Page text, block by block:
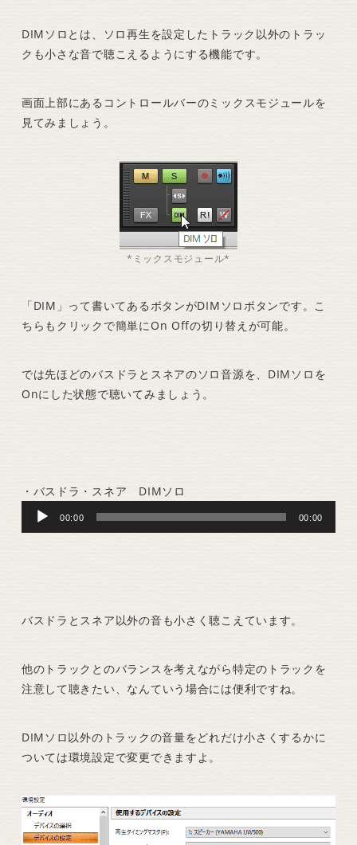
DIMソロとは、ソロ再生を設定したトラック以外のトラッ
クも小さな音で聴こえるようにする機能です。
画面上部にあるコントロールバーのミックスモジュールを
見てみましょう。
*ミックスモジュール*
「DIM」って書いてあるボタンがDIMソロボタンです。こ
ちらもクリックで簡単にOn Offの切り替えが可能。
では先ほどのバスドラとスネアのソロ音源を、DIMソロを
Onにした状態で聴いてみましょう。
・バスドラ・スネア DIMソロ
Audio
Player
00:00 00:00
バスドラとスネア以外の音も小さく聴こえています。
他のトラックとのバランスを考えながら特定のトラックを
注意して聴きたい、なんていう場合には便利ですね。
DIMソロ以外のトラックの音量をどれだけ小さくするかに
ついては環境設定で変更できますよ。